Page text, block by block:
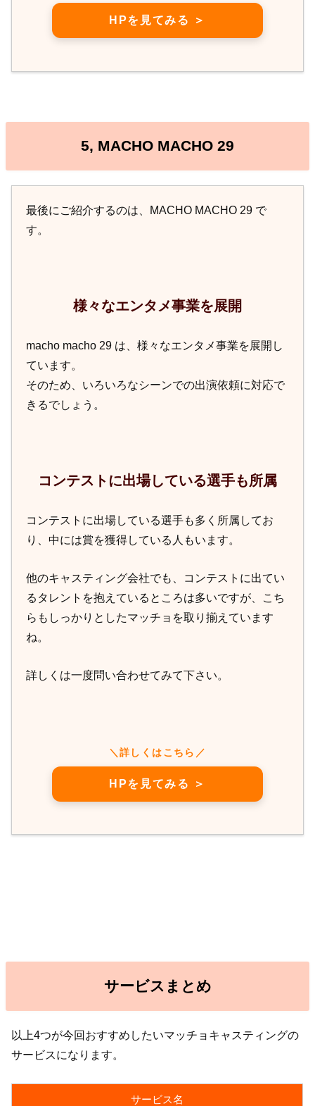
HPを見てみる ＞
5, MACHO MACHO 29
最後にご紹介するのは、MACHO MACHO 29 で
す。
様々なエンタメ事業を展開
macho macho 29 は、様々なエンタメ事業を展開し
ています。
そのため、いろいろなシーンでの出演依頼に対応で
きるでしょう。
コンテストに出場している選手も所属
コンテストに出場している選手も多く所属してお
り、中には賞を獲得している人もいます。
他のキャスティング会社でも、コンテストに出てい
るタレントを抱えているところは多いですが、こち
らもしっかりとしたマッチョを取り揃えています
ね。
詳しくは一度問い合わせてみて下さい。
＼詳しくはこちら／
HPを見てみる ＞
サービスまとめ
以上4つが今回おすすめしたいマッチョキャスティングの
サービスになります。
サービス名